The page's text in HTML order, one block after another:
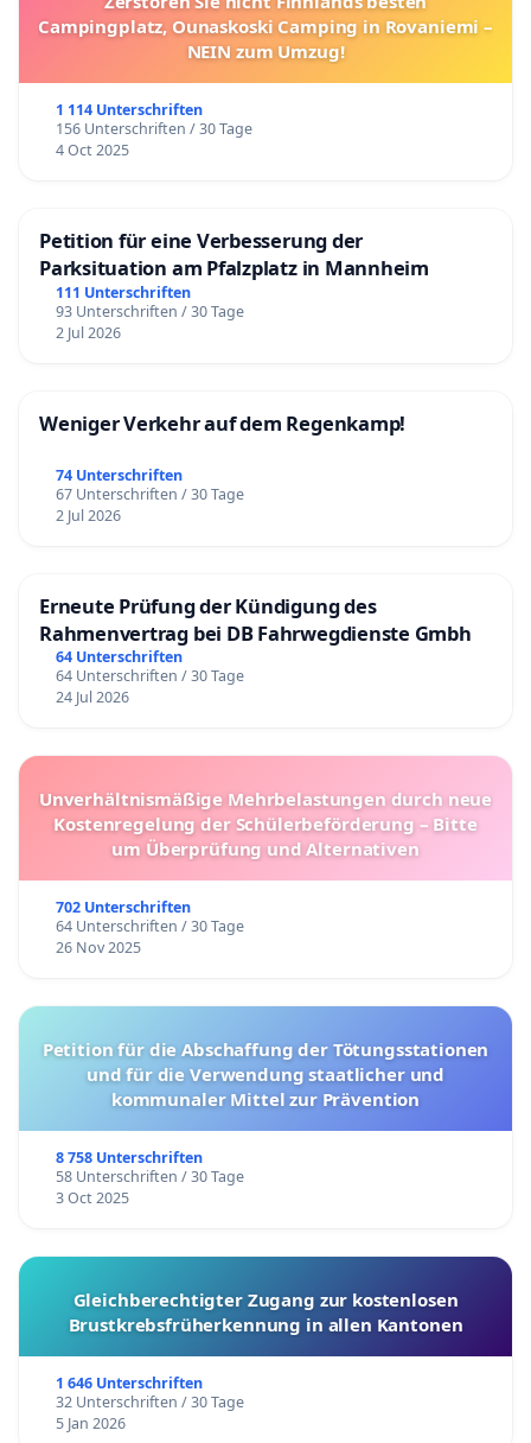
Campingplatz, Ounaskoski Camping in Rovaniemi –
NEIN zum Umzug!
1 114 Unterschriften
156 Unterschriften / 30 Tage
4 Oct 2025
Petition für eine Verbesserung der
Parksituation am Pfalzplatz in Mannheim
111 Unterschriften
93 Unterschriften / 30 Tage
2 Jul 2026
Weniger Verkehr auf dem Regenkamp!
74 Unterschriften
67 Unterschriften / 30 Tage
2 Jul 2026
Erneute Prüfung der Kündigung des
Rahmenvertrag bei DB Fahrwegdienste Gmbh
64 Unterschriften
64 Unterschriften / 30 Tage
24 Jul 2026
Unverhältnismäßige Mehrbelastungen durch neue
Kostenregelung der Schülerbeförderung – Bitte
um Überprüfung und Alternativen
702 Unterschriften
64 Unterschriften / 30 Tage
26 Nov 2025
Petition für die Abschaffung der Tötungsstationen
und für die Verwendung staatlicher und
kommunaler Mittel zur Prävention
8 758 Unterschriften
58 Unterschriften / 30 Tage
3 Oct 2025
Gleichberechtigter Zugang zur kostenlosen
Brustkrebsfrüherkennung in allen Kantonen
1 646 Unterschriften
32 Unterschriften / 30 Tage
5 Jan 2026